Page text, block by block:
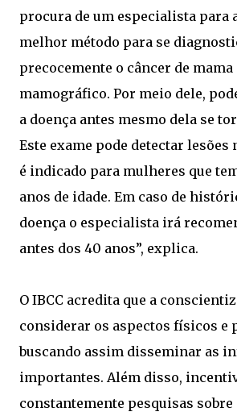
procura de um especialista para
melhor método para se
precocemente o câncer de mama
mamográfico. Por meio dele,
a doença antes mesmo dela se
Este exame pode detectar lesões
é indicado para mulheres que
anos de idade. Em caso de
doença o especialista irá
antes dos 40 anos”, explica.
O IBCC acredita que a
considerar os aspectos físicos e
buscando assim disseminar as
importantes. Além disso,
constantemente pesquisas sobre